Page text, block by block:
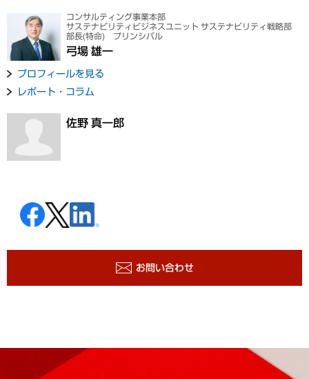
コンサルティング事業本部
サステナビリティビジネスユニット サステナビリティ戦略部
部長(特命) プリンシパル
弓場 雄一
プロフィールを見る
レポート・コラム
佐野 真一郎
お問い合わせ